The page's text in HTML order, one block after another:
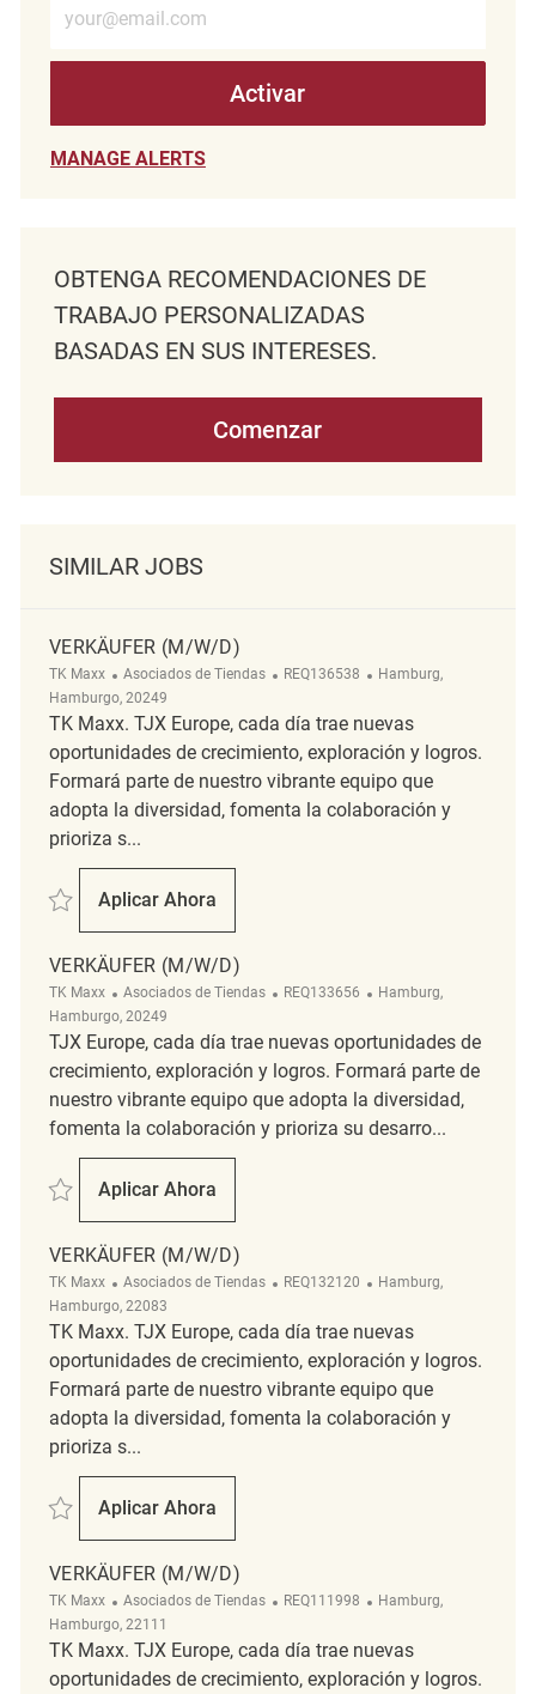
Activar
MANAGE ALERTS
OBTENGA RECOMENDACIONES DE
TRABAJO PERSONALIZADAS
BASADAS EN SUS INTERESES.
Comenzar
SIMILAR JOBS
VERKÄUFER (M/W/D)
TK Maxx Categoría
Asociados de Tiendas ReqId
REQ136538 Ubicación
Hamburg,
Hamburgo, 20249
TK Maxx. TJX Europe, cada día trae nuevas
oportunidades de crecimiento, exploración y logros.
Formará parte de nuestro vibrante equipo que
adopta la diversidad, fomenta la colaboración y
prioriza s...
Salvar Verkäufer (m/w/d) REQ136538
Aplicar Ahora
Verkäufer (m/w/d)
VERKÄUFER (M/W/D)
TK Maxx Categoría
Asociados de Tiendas ReqId
REQ133656 Ubicación
Hamburg,
Hamburgo, 20249
TJX Europe, cada día trae nuevas oportunidades de
crecimiento, exploración y logros. Formará parte de
nuestro vibrante equipo que adopta la diversidad,
fomenta la colaboración y prioriza su desarro...
Salvar Verkäufer (m/w/d) REQ133656
Aplicar Ahora
Verkäufer (m/w/d)
VERKÄUFER (M/W/D)
TK Maxx Categoría
Asociados de Tiendas ReqId
REQ132120 Ubicación
Hamburg,
Hamburgo, 22083
TK Maxx. TJX Europe, cada día trae nuevas
oportunidades de crecimiento, exploración y logros.
Formará parte de nuestro vibrante equipo que
adopta la diversidad, fomenta la colaboración y
prioriza s...
Salvar Verkäufer (m/w/d) REQ132120
Aplicar Ahora
Verkäufer (m/w/d)
VERKÄUFER (M/W/D)
TK Maxx Categoría
Asociados de Tiendas ReqId
REQ111998 Ubicación
Hamburg,
Hamburgo, 22111
TK Maxx. TJX Europe, cada día trae nuevas
oportunidades de crecimiento, exploración y logros.